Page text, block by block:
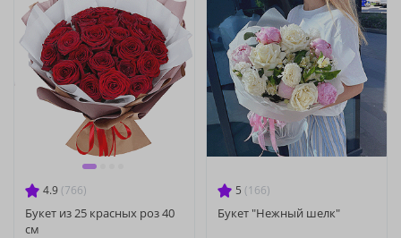
4.9 (766)
Букет из 25 красных роз 40
см
5 (166)
Букет "Нежный шелк"